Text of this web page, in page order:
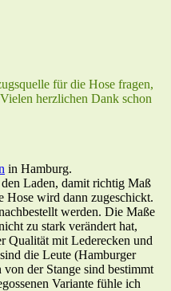
für die Hose fragen,
herzlichen Dank schon
in Hamburg.
Laden, damit richtig Maß
Hose wird dann zugeschickt.
werden. Die Maße
zu stark verändert hat,
Qualität mit Lederecken und
die Leute (Hamburger
der Stange sind bestimmt
Variante fühle ich